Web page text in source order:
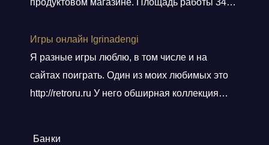
по
Показать больше
продуктовом магазине. Площадь работы 348
разговоров сделали свою работу, погрузили
хлам в контейнер, и сдали объект.
Ответственные! Советую!
Игры онлайн Igrinadengi
Я разные игры люблю, в том числе и на
сайтах поиграть. Один из моих любимых это
http://retroru.ru У него обширная коллекция
Банки